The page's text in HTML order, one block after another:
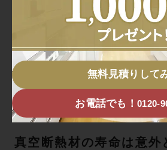
これらのデメリットを理解し
択肢を見極めることが、住宅
いて非常に重要になります。
えると、単に価格だけでなく
の方法をしっかりと検討する
真空断熱材の寿命は意外
無料見積りして
お電話でも！0120-